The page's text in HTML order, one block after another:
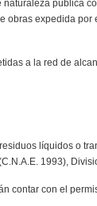
pública
expedida
a la red de
líquidos o
1993),
contar con el